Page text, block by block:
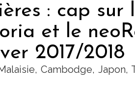
: cap sur
et le
2017/2018
Cambodge, Japon,